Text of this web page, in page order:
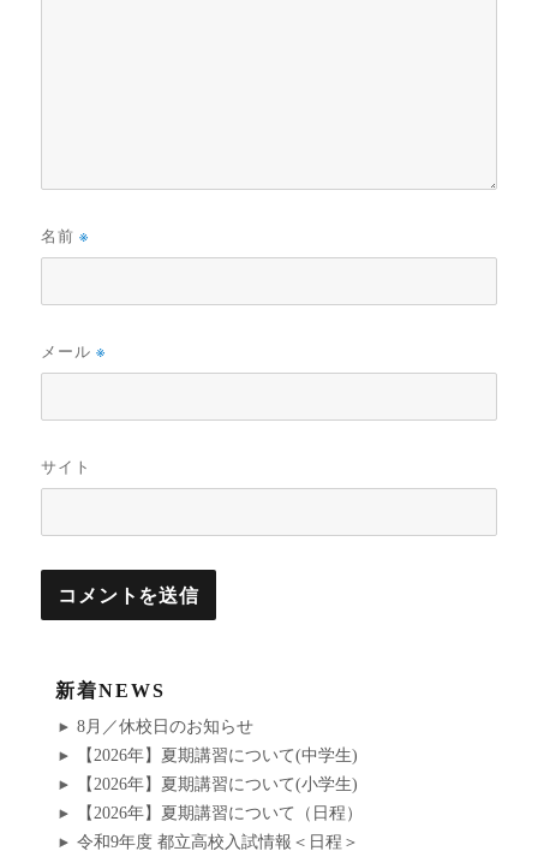
名前※
メール※
サイト
新着NEWS
8月／休校日のお知らせ
【2026年】夏期講習について(中学生)
【2026年】夏期講習について(小学生)
【2026年】夏期講習について（日程）
令和9年度 都立高校入試情報＜日程＞